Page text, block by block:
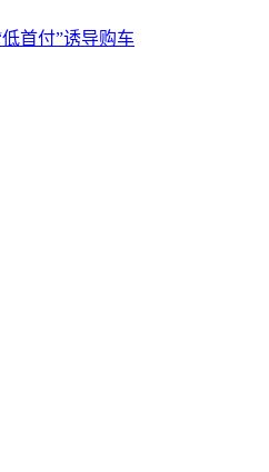
首付”诱导购车